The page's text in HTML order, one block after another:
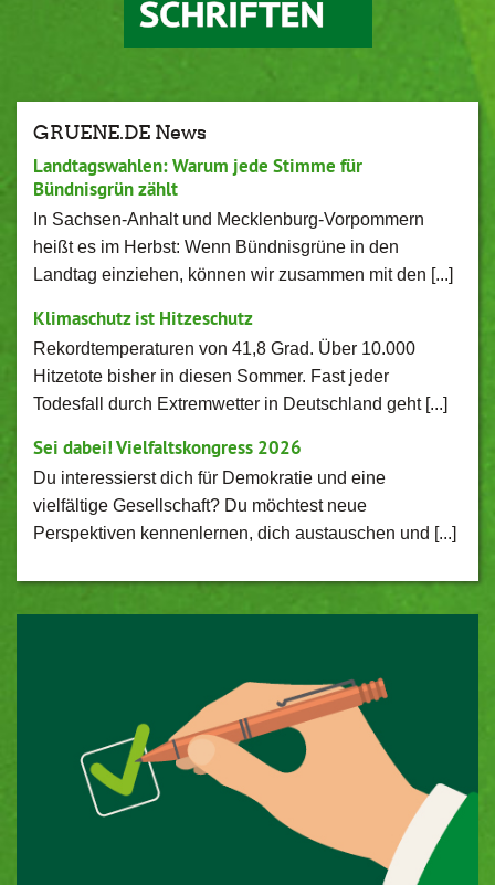
GRUENE.DE News
Landtagswahlen: Warum jede Stimme für
Bündnisgrün zählt
In Sachsen-Anhalt und Mecklenburg-Vorpommern
heißt es im Herbst: Wenn Bündnisgrüne in den
Landtag einziehen, können wir zusammen mit den [...]
Klimaschutz ist Hitzeschutz
Rekordtemperaturen von 41,8 Grad. Über 10.000
Hitzetote bisher in diesen Sommer. Fast jeder
Todesfall durch Extremwetter in Deutschland geht [...]
Sei dabei! Vielfaltskongress 2026
Du interessierst dich für Demokratie und eine
vielfältige Gesellschaft? Du möchtest neue
Perspektiven kennenlernen, dich austauschen und [...]